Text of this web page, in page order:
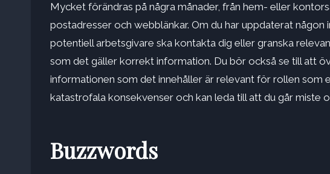
Mycket förändras på några månader, från hem- eller
postadresser och webblänkar. Om du har uppdaterat
potentiell arbetsgivare ska kontakta dig eller granska
som det gäller korrekt information. Du bör också se till att
informationen som det innehåller är relevant för rollen som
katastrofala konsekvenser och kan leda till att du går miste
Buzzwords